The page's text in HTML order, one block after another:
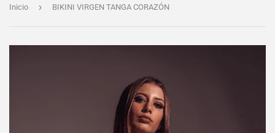
Inicio › BIKINI VIRGEN TANGA CORAZÓN